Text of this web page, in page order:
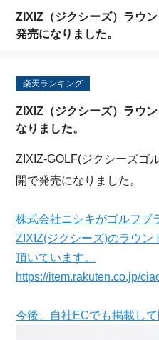
ZIXIZ（ジクシーズ）ラウ
発売になりました。
ZIXIZ（ジクシーズ）ラウ
なりました。
ZIXIZ-GOLF(ジクシーズゴ
開で発売になりました。
楽天ランキング
株式会社ニシキがゴルフブ
ZIXIZ(ジクシーズ)のラウン
頂いています。
https://item.rakuten.co.jp/
今後、自社ECでも掲載して